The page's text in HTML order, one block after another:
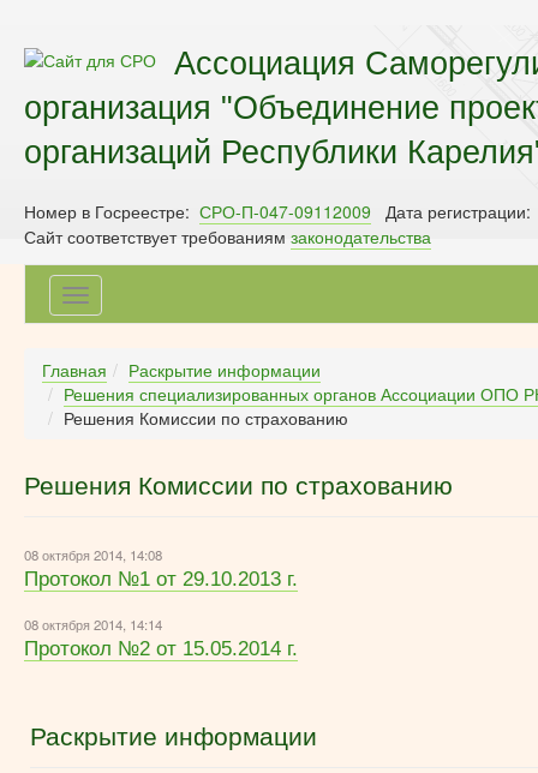
Ассоциация
организация "Объединение
организаций Республики
Номер в Госреестре: СРО-П-047-09112009 Дата
Сайт соответствует требованиям законодательства
Toggle
navigation
Главная
Раскрытие информации
Решения специализированных органов Ассоциации ОПО
Решения Комиссии по страхованию
Решения Комиссии по страхованию
08 октября 2014, 14:08
Протокол №1 от 29.10.2013 г.
08 октября 2014, 14:14
Протокол №2 от 15.05.2014 г.
Раскрытие информации